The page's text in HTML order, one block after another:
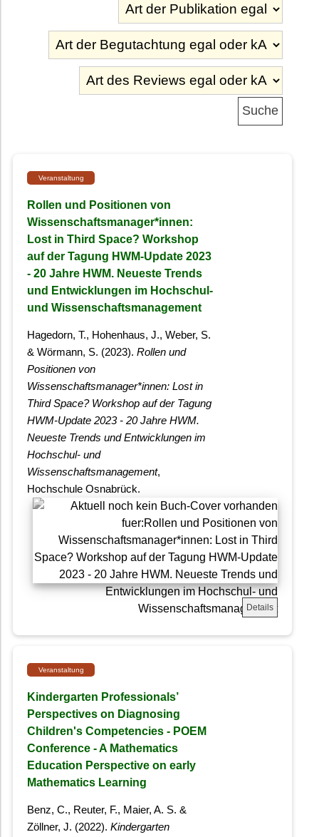
Veranstaltung
Rollen und Positionen von
Wissenschaftsmanager*innen:
Lost in Third Space? Workshop
auf der Tagung HWM-Update 2023
- 20 Jahre HWM. Neueste Trends
und Entwicklungen im Hochschul-
und Wissenschaftsmanagement
Hagedorn, T., Hohenhaus, J., Weber, S.
& Wörmann, S. (2023). Rollen und
Positionen von
Wissenschaftsmanager*innen: Lost in
Third Space? Workshop auf der Tagung
HWM-Update 2023 - 20 Jahre HWM.
Neueste Trends und Entwicklungen im
Hochschul- und
Wissenschaftsmanagement,
Hochschule Osnabrück.
Details
Veranstaltung
Kindergarten Professionals’
Perspectives on Diagnosing
Children's Competencies - POEM
Conference - A Mathematics
Education Perspective on early
Mathematics Learning
Benz, C., Reuter, F., Maier, A. S. &
Zöllner, J. (2022). Kindergarten